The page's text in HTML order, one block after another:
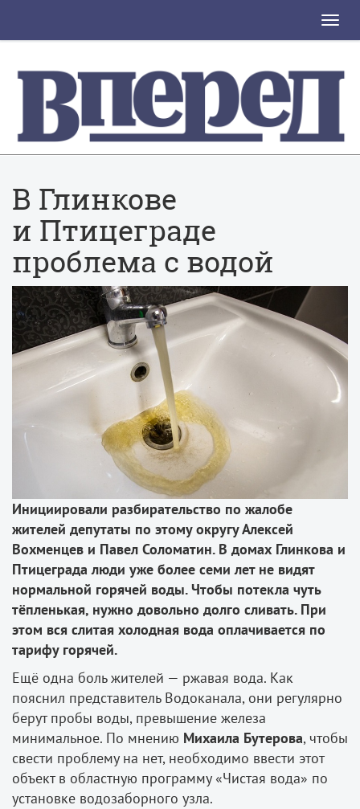
Toggle
В Глинкове
и Птицеграде
проблема с водой
Инициировали разбирательство по жалобе
жителей депутаты по этому округу Алексей
Вохменцев и Павел Соломатин. В домах Глинкова и
Птицеграда люди уже более семи лет не видят
нормальной горячей воды. Чтобы потекла чуть
тёпленькая, нужно довольно долго сливать. При
этом вся слитая холодная вода оплачивается по
тарифу горячей.
Ещё одна боль жителей — ржавая вода. Как
пояснил представитель Водоканала, они регулярно
берут пробы воды, превышение железа
минимальное. По мнению Михаила Бутерова, чтобы
свести проблему на нет, необходимо ввести этот
объект в областную программу «Чистая вода» по
установке водозаборного узла.